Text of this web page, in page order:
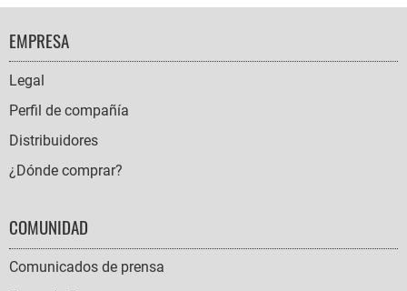
FOOTER
NAVIGATION
EMPRESA
Legal
Perfil de compañía
Distribuidores
¿Dónde comprar?
COMUNIDAD
Comunicados de prensa